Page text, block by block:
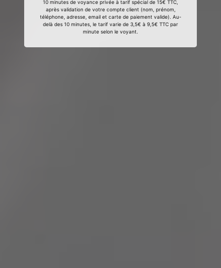
10 minutes de voyance privée à tarif spécial de 15€ TTC,
après validation de votre compte client (nom, prénom,
téléphone, adresse, email et carte de paiement valide). Au-
delà des 10 minutes, le tarif varie de 3,5€ à 9,5€ TTC par
minute selon le voyant.